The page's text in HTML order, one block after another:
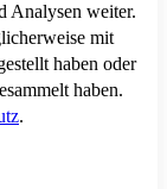
Analysen weiter.
mit
haben oder
haben.
.